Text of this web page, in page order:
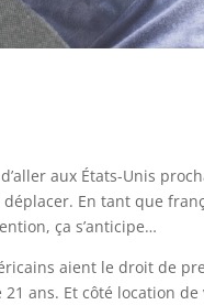
aux États-Unis
En tant que
ça s’anticipe…
aient le droit de
ans. Et côté location